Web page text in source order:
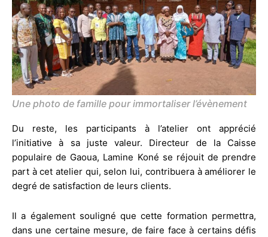
Une photo de famille pour immortaliser l’évènement
Du reste, les participants à l’atelier ont apprécié
l’initiative à sa juste valeur. Directeur de la Caisse
populaire de Gaoua, Lamine Koné se réjouit de prendre
part à cet atelier qui, selon lui, contribuera à améliorer le
degré de satisfaction de leurs clients.
Il a également souligné que cette formation permettra,
dans une certaine mesure, de faire face à certains défis